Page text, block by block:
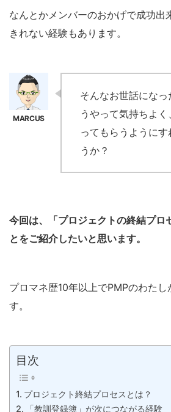
なんとかメンバーのおかげで成功出
きれない経験もあります。
そんなお世話にな
うやって気持ちよ
ってもらうようにす
うか？
今回は、「プロジェクトの終結プロ
とをご紹介したいと思います。
プロマネ歴10年以上でPMPのわたし
す。
目次
プロジェクト終結プロセスとは？
「教訓登録簿」が次につながる経験